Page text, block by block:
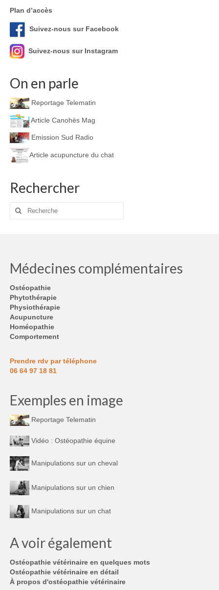
Plan d’accès
Suivez-nous sur Facebook
Suivez-nous sur Instagram
On en parle
Reportage Telematin
Article Canohès Mag
Emission Sud Radio
Article acupuncture du chat
Rechercher
Rechercher
Médecines complémentaires
Ostéopathie
Phytothérapie
Physiothérapie
Acupuncture
Homéopathie
Comportement
Prendre rdv par téléphone
06 64 97 18 81
Exemples en image
Reportage Telematin
Vidéo : Ostéopathie équine
Manipulations sur un cheval
Manipulations sur un chien
Manipulations sur un chat
A voir également
Ostéopathie vétérinaire en quelques mots
Ostéopathie vétérinaire en détail
À propos d'ostéopathie vétérinaire